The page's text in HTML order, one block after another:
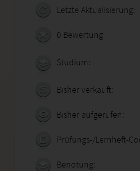
Letzte Aktualisierung:
0 Bewertung
Studium:
Bisher verkauft:
Bisher aufgerufen:
Prüfungs-/Lernheft-
Benotung: